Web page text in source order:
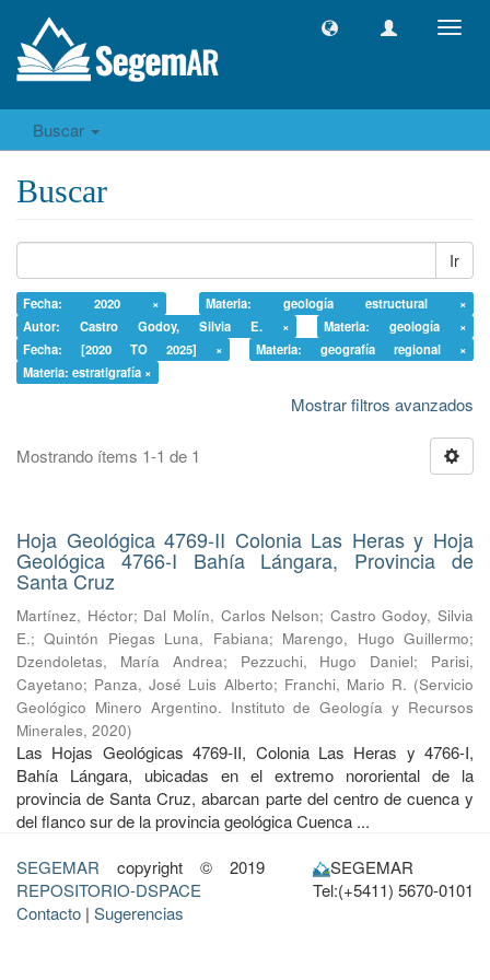
Buscar
Buscar
Ir
Fecha: 2020 ×
Materia: geología estructural ×
Autor: Castro Godoy, Silvia E. ×
Materia: geología ×
Fecha: [2020 TO 2025] ×
Materia: geografía regional ×
Materia: estratigrafía ×
Mostrar filtros avanzados
Mostrando ítems 1-1 de 1
Hoja Geológica 4769-II Colonia Las Heras y Hoja
Geológica 4766-I Bahía Lángara, Provincia de
Santa Cruz
Martínez, Héctor; Dal Molín, Carlos Nelson; Castro Godoy, Silvia
E.;Quintón Piegas Luna, Fabiana; Marengo, Hugo Guillermo;
Dzendoletas, María Andrea; Pezzuchi, Hugo Daniel; Parisi,
Cayetano; Panza, José Luis Alberto; Franchi, Mario R. (Servicio
Geológico Minero Argentino. Instituto de Geología y Recursos
Minerales, 2020)
Las Hojas Geológicas 4769-II, Colonia Las Heras y 4766-I,
Bahía Lángara, ubicadas en el extremo nororiental de la
provincia de Santa Cruz, abarcan parte del centro de cuenca y
del flanco sur de la provincia geológica Cuenca ...
SEGEMAR copyright © 2019
REPOSITORIO-DSPACE
Contacto | Sugerencias
SEGEMAR
Tel:(+5411) 5670-0101